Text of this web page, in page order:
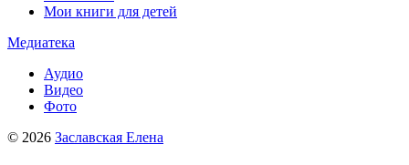
Мои книги для детей
Медиатека
Аудио
Видео
Фото
© 2026 Заславская Елена